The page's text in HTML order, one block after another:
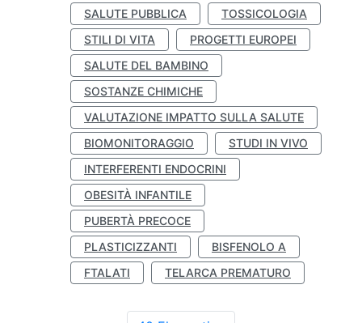
SALUTE PUBBLICA
TOSSICOLOGIA
STILI DI VITA
PROGETTI EUROPEI
SALUTE DEL BAMBINO
SOSTANZE CHIMICHE
VALUTAZIONE IMPATTO SULLA SALUTE
BIOMONITORAGGIO
STUDI IN VIVO
INTERFERENTI ENDOCRINI
OBESITÀ INFANTILE
PUBERTÀ PRECOCE
PLASTICIZZANTI
BISFENOLO A
FTALATI
TELARCA PREMATURO